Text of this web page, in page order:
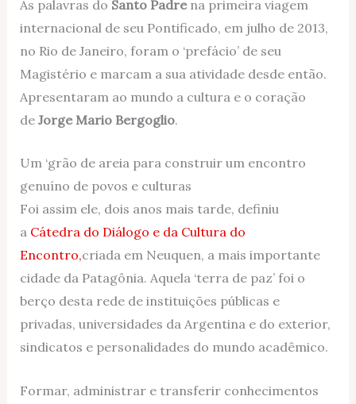
As palavras do Santo Padrena primeira viagem
internacional de seu Pontificado, em julho de 2013,
no Rio de Janeiro, foram o ‘prefácio’ de seu
Magistério e marcam a sua atividade desde então.
Apresentaram ao mundo a cultura e o coração
deJorge Mario Bergoglio.
Um ‘grão de areia para construir um encontro
genuíno de povos e culturas
Foi assim ele, dois anos mais tarde, definiu
a Cátedra do Diálogo e da Cultura do
Encontro,criada em Neuquen, a mais importante
cidade da Patagônia. Aquela ‘terra de paz’ foi o
berço desta rede de instituições públicas e
privadas, universidades da Argentina e do exterior,
sindicatos e personalidades do mundo acadêmico.
Formar, administrar e transferir conhecimentos